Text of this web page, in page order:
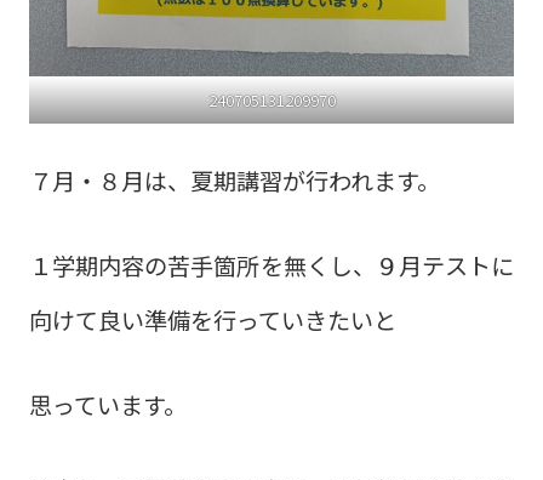
240705131209970
７月・８月は、夏期講習が行われます。
１学期内容の苦手箇所を無くし、９月テストに
向けて良い準備を行っていきたいと
思っています。